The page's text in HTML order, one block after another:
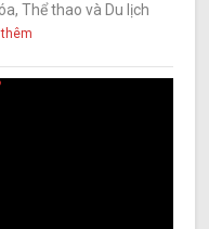
Thể thao và Du lịch